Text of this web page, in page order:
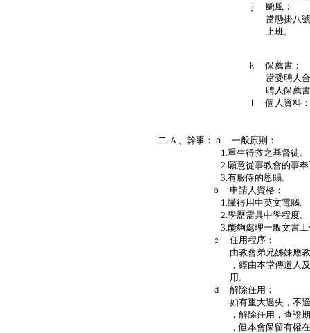
ｊ 颱風：
當懸掛八號颱風及黑色
上班。
ｋ 保薦書：
當受聘人合約屆滿而離
聘人保薦書，但本會保
ｌ 個人資料：受聘人均須
二.Ａ、幹事：ａ 一般原則：
1.重生得救之基督徒。
2.願意從事教會的事奉工
3.有服侍的恩賜。
ｂ 申請人資格：
1.懂得用中英文電腦。
2.學歷需具中學程度。
3.能夠處理一般文書工
ｃ 任用程序：
由教會弟兄姊妹應教會的徵
，經由本堂傳道人及委員會
用。
ｄ 解除任用：
如有重大過失，不適宜任用
，解除任用，查證期間應予
，但本會保留有權在查證期